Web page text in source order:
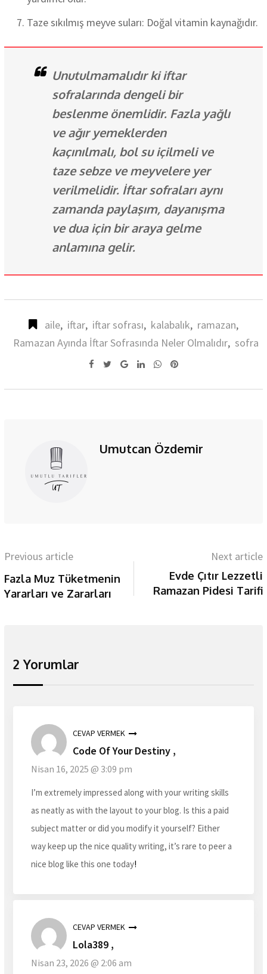
Taze sıkılmış meyve suları: Doğal vitamin kaynağıdır.
Unutulmamalıdır ki iftar
sofralarında dengeli bir
beslenme önemlidir. Fazla yağlı
ve ağır yemeklerden
kaçınılmalı, bol su içilmeli ve
taze sebze ve meyvelere yer
verilmelidir. İftar sofraları aynı
zamanda paylaşım, dayanışma
ve dua için bir araya gelme
anlamına gelir.
aile, iftar, iftar sofrası, kalabalık, ramazan,
Ramazan Ayında İftar Sofrasında Neler Olmalıdır, sofra
Google+LinkedInWhatsapp
Pinterest
Umutcan Özdemir
Previous article
Fazla Muz Tüketmenin
Yararları ve Zararları
Next article
Evde Çıtır Lezzetli
Ramazan Pidesi Tarifi
2 Yorumlar
CEVAP VERMEK
Code Of Your Destiny ,
Nisan 16, 2025 @ 3:09 pm
I’m extremely impressed along with your writing skills
as neatly as with the layout to your blog. Is this a paid
subject matter or did you modify it yourself? Either
way keep up the nice quality writing, it’s rare to peer a
nice blog like this one today!
CEVAP VERMEK
Lola389 ,
Nisan 23, 2026 @ 2:06 am